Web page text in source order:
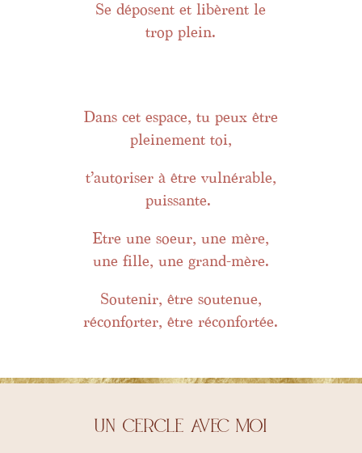
Se déposent et libèrent le
trop plein.
Dans cet espace, tu peux être
pleinement toi,
t’autoriser à être vulnérable,
puissante.
Etre une soeur, une mère,
une fille, une grand-mère.
Soutenir, être soutenue,
réconforter, être réconfortée.
Un cercle avec moi